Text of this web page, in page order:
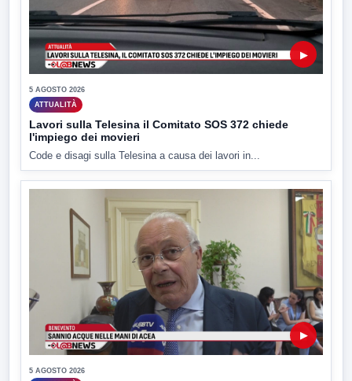
▶
5 AGOSTO 2026
ATTUALITÀ
Lavori sulla Telesina il Comitato SOS 372 chiede
l'impiego dei movieri
Code e disagi sulla Telesina a causa dei lavori in...
▶
5 AGOSTO 2026